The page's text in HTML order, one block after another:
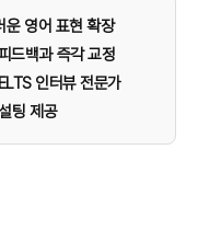
운 영어 표현 확장
드백과 즉각 교정
인터뷰 전문가
팅 제공